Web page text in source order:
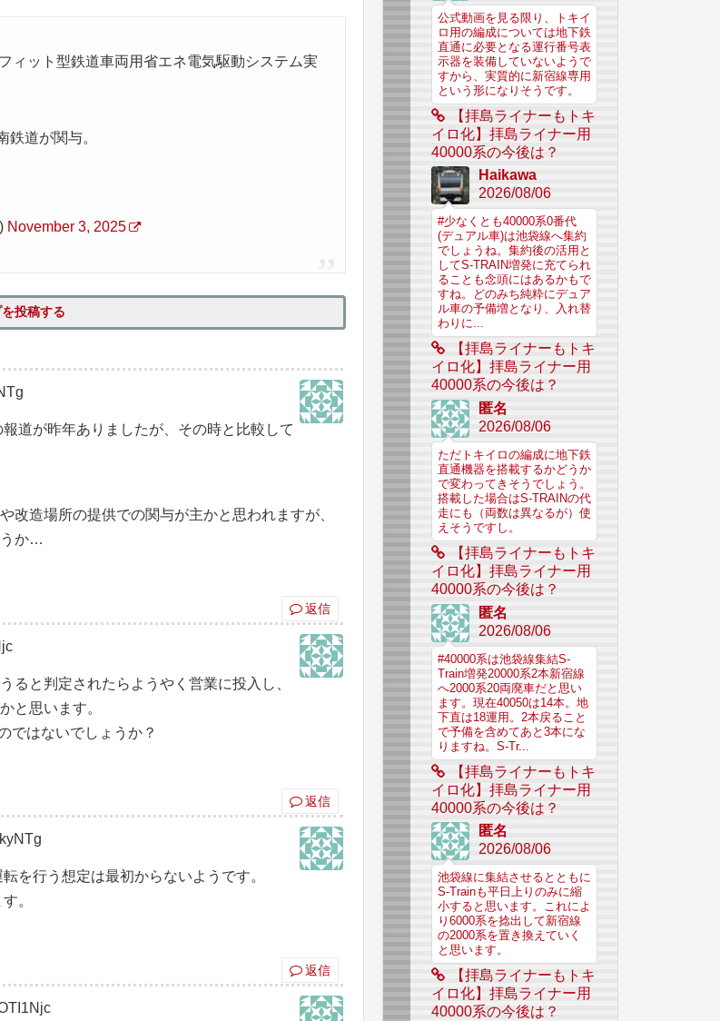
ィット型鉄道車両用省エネ電気駆動システム実
道が関与。
November 3, 2025
投稿する
道が昨年ありましたが、その時と比較して
改造場所の提供での関与が主かと思われますが、
うか…
返信
ると判定されたらようやく営業に投入し、
と思います。
ではないでしょうか？
返信
を行う想定は最初からないようです。
。
返信
公式動画を見る限り、トキイ
ロ用の編成については地下鉄
直通に必要となる運行番号表
示器を装備していないようで
すから、実質的に新宿線専用
という形になりそうです。
【拝島ライナーもトキ
イロ化】拝島ライナー用
40000系の今後は？
Haikawa
2026/08/06
#少なくとも40000系0番代
(デュアル車)は池袋線へ集約
でしょうね。集約後の活用と
してS-TRAIN増発に充てられ
ることも念頭にはあるかもで
すね。どのみち純粋にデュア
ル車の予備増となり、入れ替
わりに...
【拝島ライナーもトキ
イロ化】拝島ライナー用
40000系の今後は？
匿名
2026/08/06
ただトキイロの編成に地下鉄
直通機器を搭載するかどうか
で変わってきそうでしょう。
搭載した場合はS-TRAINの代
走にも（両数は異なるが）使
えそうですし。
【拝島ライナーもトキ
イロ化】拝島ライナー用
40000系の今後は？
匿名
2026/08/06
#40000系は池袋線集結S-
Train増発20000系2本新宿線
へ2000系20両廃車だと思い
ます。現在40050は14本。地
下直は18運用。2本戻ること
で予備を含めてあと3本にな
りますね。S-Tr...
【拝島ライナーもトキ
イロ化】拝島ライナー用
40000系の今後は？
匿名
2026/08/06
池袋線に集結させるとともに
S-Trainも平日上りのみに縮
小すると思います。これによ
り6000系を捻出して新宿線
の2000系を置き換えていく
と思います。
【拝島ライナーもトキ
イロ化】拝島ライナー用
40000系の今後は？